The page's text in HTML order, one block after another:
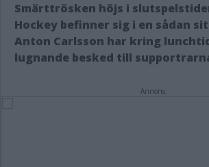
Smärttrösken höjs i
Hockey befinner sig i en sådan
Anton Carlsson har kring
lugnande besked till
Annons: